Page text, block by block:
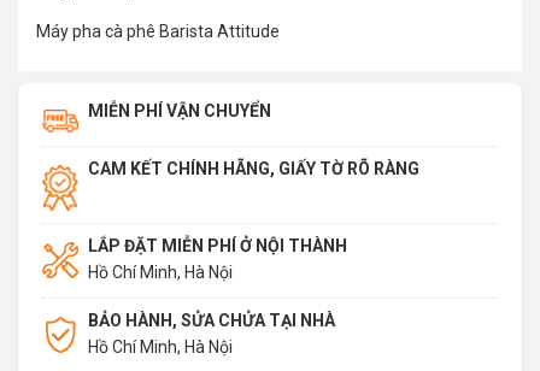
Máy pha cà phê Barista Attitude
MIỄN PHÍ VẬN CHUYỂN
CAM KẾT CHÍNH HÃNG, GIẤY TỜ RÕ RÀNG
LẮP ĐẶT MIỄN PHÍ Ở NỘI THÀNH
Hồ Chí Minh, Hà Nội
BẢO HÀNH, SỬA CHỬA TẠI NHÀ
Hồ Chí Minh, Hà Nội